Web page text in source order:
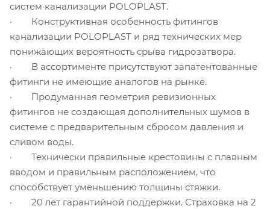
систем канализации POLOPLAST.
· Конструктивная особенность фитингов
канализации POLOPLAST и ряд технических мер
понижающих вероятность срыва гидрозатвора.
· В ассортименте присутствуют запатентованные
фитинги не имеющие аналогов на рынке.
· Продуманная геометрия ревизионных
фитингов не создающая дополнительных шумов в
системе с предварительным сбросом давления и
сливом воды.
· Технически правильные крестовины с плавным
вводом и правильным расположением, что
способствует уменьшению толщины стяжки.
· 20 лет гарантийной поддержки. Страховка на 2